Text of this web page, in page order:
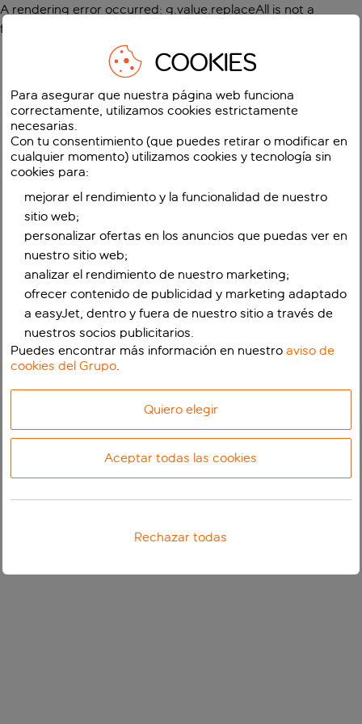
A rendering error occurred: g.value.replaceAll is not a
function
COOKIES
Para asegurar que nuestra página web funciona
correctamente, utilizamos cookies estrictamente
necesarias.
Con tu consentimiento (que puedes retirar o modificar en
cualquier momento) utilizamos cookies y tecnología sin
cookies para:
mejorar el rendimiento y la funcionalidad de nuestro
sitio web;
personalizar ofertas en los anuncios que puedas ver en
nuestro sitio web;
analizar el rendimiento de nuestro marketing;
ofrecer contenido de publicidad y marketing adaptado
a easyJet, dentro y fuera de nuestro sitio a través de
nuestros socios publicitarios.
Puedes encontrar más información en nuestroaviso de
cookies del Grupo.
Quiero elegir
Aceptar todas las cookies
Rechazar todas